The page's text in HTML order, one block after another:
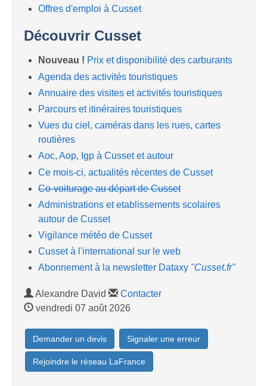
Offres d'emploi à Cusset
Découvrir Cusset
Nouveau ! Prix et disponibilité des carburants
Agenda des activités touristiques
Annuaire des visites et activités touristiques
Parcours et itinéraires touristiques
Vues du ciel, caméras dans les rues, cartes
routières
Aoc, Aop, Igp à Cusset et autour
Ce mois-ci, actualités récentes de Cusset
Co-voiturage au départ de Cusset
Administrations et etablissements scolaires
autour de Cusset
Vigilance météo de Cusset
Cusset à l'international sur le web
Abonnement à la newsletter Dataxy "Cusset.fr"
Alexandre David
Contacter
vendredi 07 août 2026
Demander un devis Signaler une erreur
Rejoindre le réseau LaFrance